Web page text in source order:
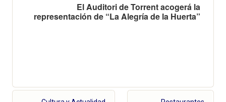
El Auditori de Torrent acogerá la
representación de “La Alegría de la Huerta”